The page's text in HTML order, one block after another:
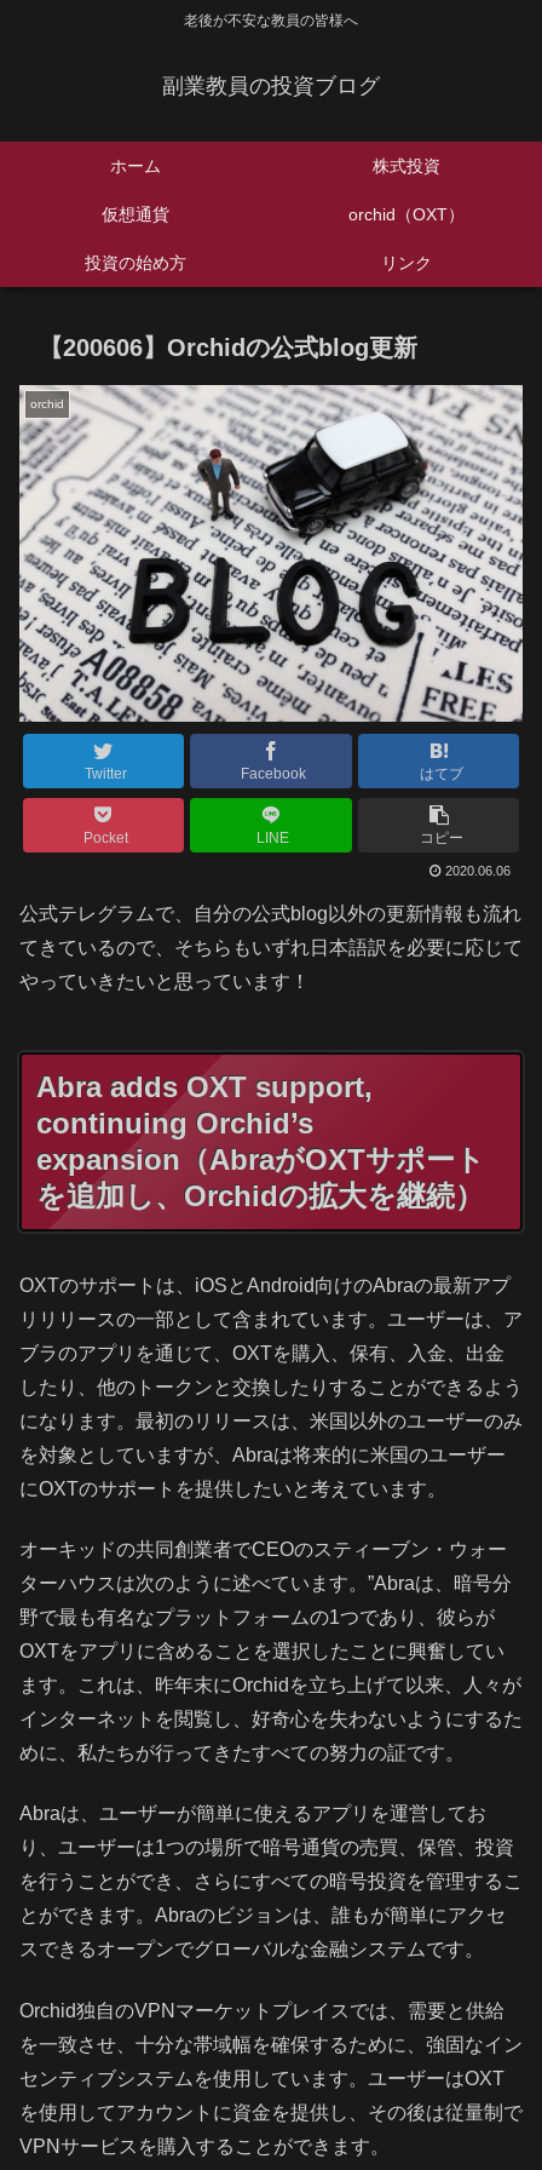
老後が不安な教員の皆様へ
副業教員の投資ブログ
ホーム 株式投資
仮想通貨 orchid（OXT）
投資の始め方 リンク
【200606】Orchidの公式blog更新
orchid
Twitter Facebook はてブ
Pocket LINE コピー
2020.06.06
公式テレグラムで、自分の公式blog以外の更新情報も流れ
てきているので、そちらもいずれ日本語訳を必要に応じて
やっていきたいと思っています！
Abra adds OXT support,
continuing Orchid’s
expansion（AbraがOXTサポート
を追加し、Orchidの拡大を継続）
OXTのサポートは、iOSとAndroid向けのAbraの最新アプ
リリリースの一部として含まれています。ユーザーは、ア
ブラのアプリを通じて、OXTを購入、保有、入金、出金
したり、他のトークンと交換したりすることができるよう
になります。最初のリリースは、米国以外のユーザーのみ
を対象としていますが、Abraは将来的に米国のユーザー
にOXTのサポートを提供したいと考えています。
オーキッドの共同創業者でCEOのスティーブン・ウォー
ターハウスは次のように述べています。”Abraは、暗号分
野で最も有名なプラットフォームの1つであり、彼らが
OXTをアプリに含めることを選択したことに興奮してい
ます。これは、昨年末にOrchidを立ち上げて以来、人々が
インターネットを閲覧し、好奇心を失わないようにするた
めに、私たちが行ってきたすべての努力の証です。
Abraは、ユーザーが簡単に使えるアプリを運営してお
り、ユーザーは1つの場所で暗号通貨の売買、保管、投資
を行うことができ、さらにすべての暗号投資を管理するこ
とができます。Abraのビジョンは、誰もが簡単にアクセ
スできるオープンでグローバルな金融システムです。
Orchid独自のVPNマーケットプレイスでは、需要と供給
を一致させ、十分な帯域幅を確保するために、強固なイン
センティブシステムを使用しています。ユーザーはOXT
を使用してアカウントに資金を提供し、その後は従量制で
VPNサービスを購入することができます。